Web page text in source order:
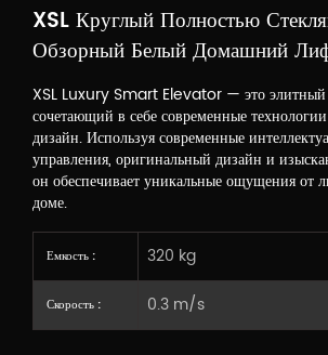
XSL Круглый Полностью
Обзорный Белый Домашний
XSL Luxury Smart Elevator — это элитный
сочетающий в себе современные
дизайн. Используя современные
управления, оригинальный дизайн и
он обеспечивает уникальные ощущения от
доме.
Емкость : 320 kg
Скорость : 0.3 m/s